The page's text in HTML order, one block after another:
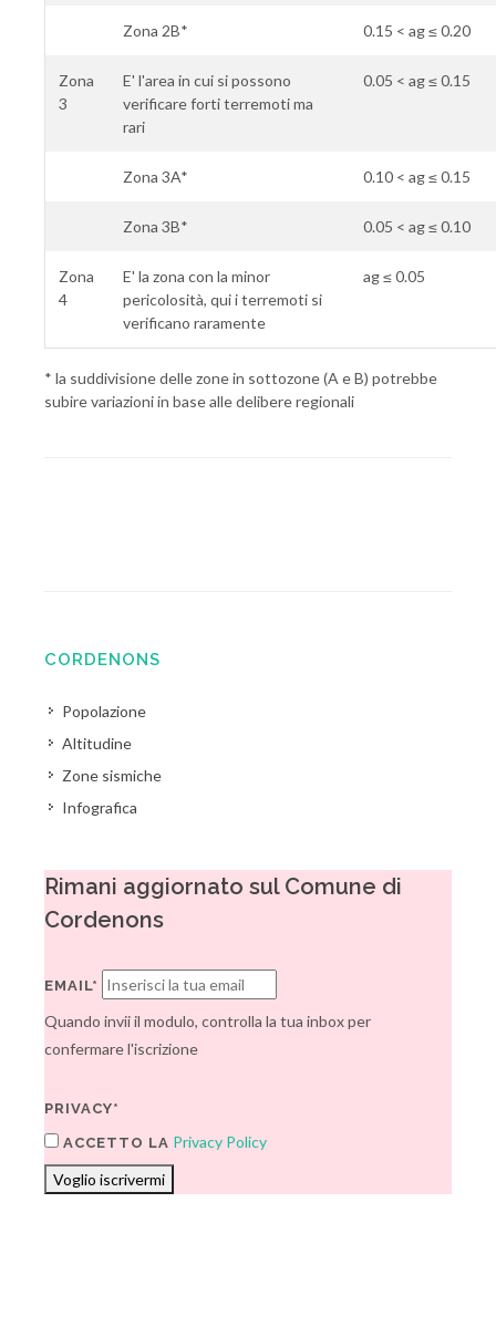
Zona 2B* 0.15 < ag ≤ 0.20
Zona
3
E' l'area in cui si possono
verificare forti terremoti ma
rari
0.05 < ag ≤ 0.15
Zona 3A* 0.10 < ag ≤ 0.15
Zona 3B* 0.05 < ag ≤ 0.10
Zona
4
E' la zona con la minor
pericolosità, qui i terremoti si
verificano raramente
ag ≤ 0.05
* la suddivisione delle zone in sottozone (A e B) potrebbe
subire variazioni in base alle delibere regionali
CORDENONS
Popolazione
Altitudine
Zone sismiche
Infografica
Rimani aggiornato sul Comune di
Cordenons
EMAIL*
Quando invii il modulo, controlla la tua inbox per
confermare l'iscrizione
PRIVACY*
ACCETTO LA Privacy Policy
Voglio iscrivermi